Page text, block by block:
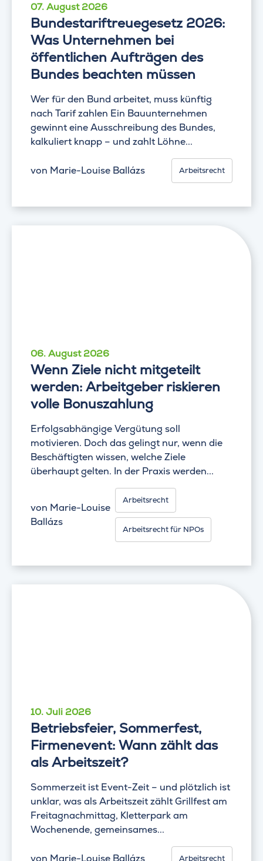
07. August 2026
Bundestariftreuegesetz 2026:
Was Unternehmen bei
öffentlichen Aufträgen des
Bundes beachten müssen
Wer für den Bund arbeitet, muss künftig
nach Tarif zahlen Ein Bauunternehmen
gewinnt eine Ausschreibung des Bundes,
kalkuliert knapp – und zahlt Löhne...
von Marie-Louise Ballázs Arbeitsrecht
06. August 2026
Wenn Ziele nicht mitgeteilt
werden: Arbeitgeber riskieren
volle Bonuszahlung
Erfolgsabhängige Vergütung soll
motivieren. Doch das gelingt nur, wenn die
Beschäftigten wissen, welche Ziele
überhaupt gelten. In der Praxis werden...
von Marie-Louise
Ballázs
Arbeitsrecht
Arbeitsrecht für NPOs
10. Juli 2026
Betriebsfeier, Sommerfest,
Firmenevent: Wann zählt das
als Arbeitszeit?
Sommerzeit ist Event-Zeit – und plötzlich ist
unklar, was als Arbeitszeit zählt Grillfest am
Freitagnachmittag, Kletterpark am
Wochenende, gemeinsames...
Arbeitsrecht